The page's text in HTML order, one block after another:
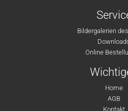
Bildergalerien
Online
Home
AGB
Kontakt